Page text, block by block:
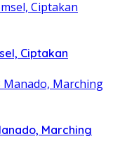
Ciptakan
Marching